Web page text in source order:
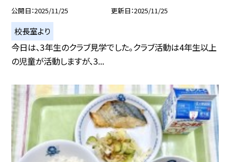
公開日 2025/11/25 更新日 2025/11/25
校長室より
今日は、3年生のクラブ見学でした。クラブ活動は4年生以上
の児童が活動しますが、3...